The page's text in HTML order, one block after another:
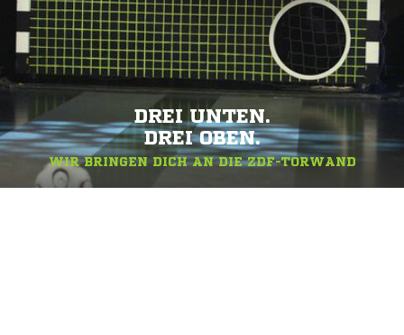
DREI UNTEN.
DREI OBEN.
WIR BRINGEN DICH AN DIE ZDF-TORWAND